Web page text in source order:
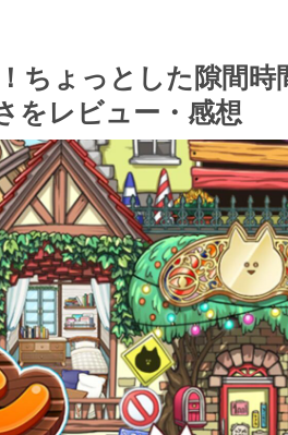
ちょっとした隙間時
をレビュー・感想